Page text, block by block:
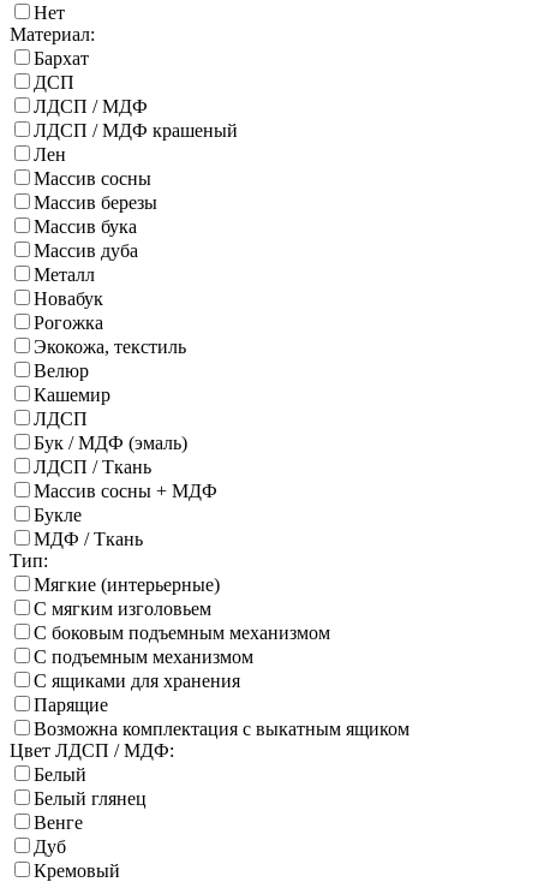
Нет
Материал:
Бархат
ДСП
ЛДСП / МДФ
ЛДСП / МДФ крашеный
Лен
Массив сосны
Массив березы
Массив бука
Массив дуба
Металл
Новабук
Рогожка
Экокожа, текстиль
Велюр
Кашемир
ЛДСП
Бук / МДФ (эмаль)
ЛДСП / Ткань
Массив сосны + МДФ
Букле
МДФ / Ткань
Тип:
Мягкие (интерьерные)
С мягким изголовьем
С боковым подъемным механизмом
С подъемным механизмом
С ящиками для хранения
Парящие
Возможна комплектация с выкатным ящиком
Цвет ЛДСП / МДФ:
Белый
Белый глянец
Венге
Дуб
Кремовый